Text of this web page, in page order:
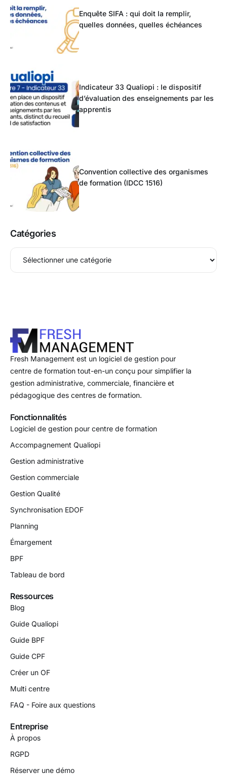
Enquête SIFA : qui doit la remplir,
quelles données, quelles échéances
Indicateur 33 Qualiopi : le dispositif
d’évaluation des enseignements par les
apprentis
Convention collective des organismes
de formation (IDCC 1516)
Catégories
Fresh Management est un logiciel de gestion pour
centre de formation tout-en-un conçu pour simplifier la
gestion administrative, commerciale, financière et
pédagogique des centres de formation.
Fonctionnalités
Logiciel de gestion pour centre de formation
Accompagnement Qualiopi
Gestion administrative
Gestion commerciale
Gestion Qualité
Synchronisation EDOF
Planning
Émargement
BPF
Tableau de bord
Ressources
Blog
Guide Qualiopi
Guide BPF
Guide CPF
Créer un OF
Multi centre
FAQ - Foire aux questions
Entreprise
À propos
RGPD
Réserver une démo